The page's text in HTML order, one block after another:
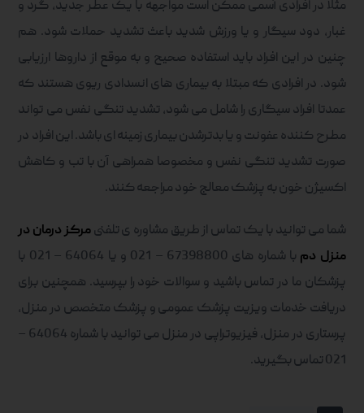
مثلا در افرادی آسمی ممکن است مواجهه با یک عطر جدید، گرد و
غبار، دود سیگار و یا ورزش شدید باعث تشدید حملات شود. هم
چنین در این افراد باید استفاده صحیح و به موقع از داروها ارزیابی
شود. در افرادی که مبتلا به بیماری های انسدادی ریوی هستند که
عمدتا افراد سیگاری را شامل می شود، تشدید تنگی نفس می تواند
مطرح کننده عفونت و یا بدترشدن بیماری زمینه ای باشد. این افراد در
صورت تشدید تنگی نفس و مخصوصا همراهی آن با تب و کاهش
اکسیژن خون به پزشک معالج خود مراجعه کنند.
شما می توانید با یک تماس از طریق مشاوره ی تلفنیمرکز درمان در
منزل دم
با شماره های 67398800 – 021 و یا 64064 – 021 با
پزشکان ما در تماس باشید و سوالات خود را بپرسید. همچنین برای
دریافت خدمات ویزیت پزشک عمومی و پزشک متخصص در منزل،
پرستاری در منزل، فیزیوتراپی در منزل می توانید با شماره 64064 –
021 تماس بگیرید.